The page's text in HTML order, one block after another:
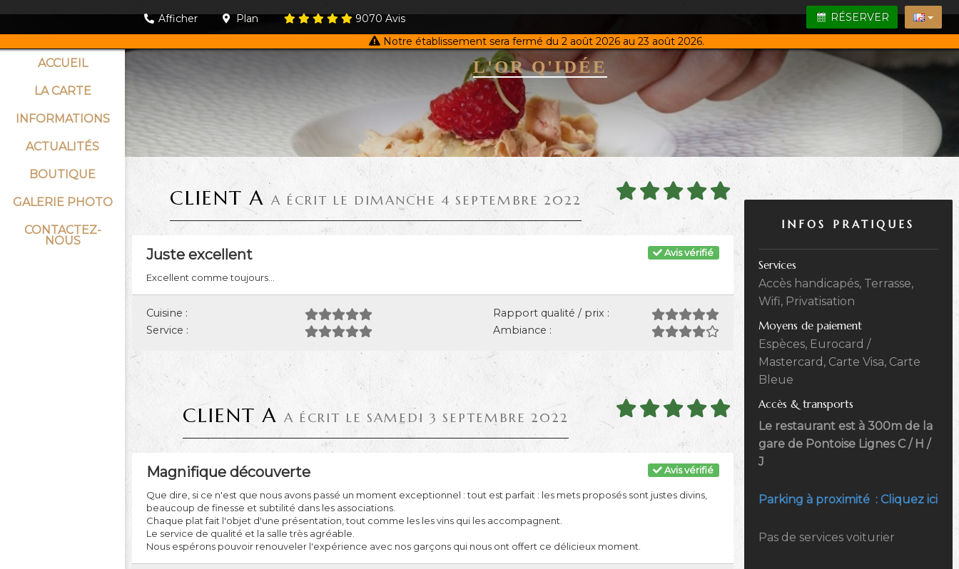
RÉSERVER
Afficher Plan 9070Avis
Notre établissement sera fermé du 2 août 2026 au 23 août 2026.
L'OR Q'IDÉE
ACCUEIL
LA CARTE
INFORMATIONS
ACTUALITÉS
BOUTIQUE
GALERIE PHOTO
CONTACTEZ-
NOUS
CLIENT A A ÉCRIT LE DIMANCHE 4 SEPTEMBRE 2022
Avis vérifié
Juste excellent
Excellent comme toujours...
Cuisine :
Rapport qualité / prix :
Service :
Ambiance :
CLIENT A A ÉCRIT LE SAMEDI 3 SEPTEMBRE 2022
Avis vérifié
Magnifique découverte
Que dire, si ce n'est que nous avons passé un moment exceptionnel : tout est parfait : les mets proposés sont justes divins,
beaucoup de finesse et subtilité dans les associations.
Chaque plat fait l'objet d'une présentation, tout comme les les vins qui les accompagnent.
Le service de qualité et la salle très agréable.
Nous espérons pouvoir renouveler l'expérience avec nos garçons qui nous ont offert ce délicieux moment.
INFOS PRATIQUES
Services
Accès handicapés, Terrasse,
Wifi, Privatisation
Moyens de paiement
Espèces, Eurocard /
Mastercard, Carte Visa, Carte
Bleue
Accès & transports
Le restaurant est à 300m de la
gare de Pontoise Lignes C / H /
J
Parking à proximité : Cliquez ici
Pas de services voiturier